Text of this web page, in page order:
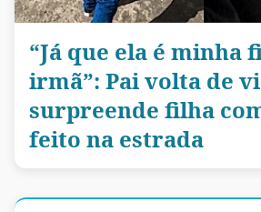
“Já que ela é minha
irmã”: Pai volta de
surpreende filha
feito na estrada